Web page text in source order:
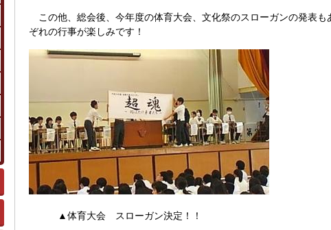
この他、総会後、今年度の体育大会、文化祭のスローガンの発表
ぞれの行事が楽しみです！
▲体育大会 スローガン決定！！